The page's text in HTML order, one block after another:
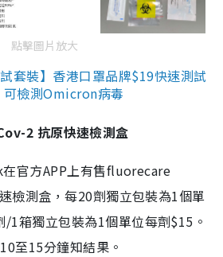
點擊圖片放大
套裝】香港口罩品牌$19快速測試
可檢測Omicron病毒
2 抗原快速檢測盒
官方APP上有售fluorecare
檢測盒，每20劑獨立包裝為1個單
1箱獨立包裝為1個單位每劑$15。
至15分鐘知結果。